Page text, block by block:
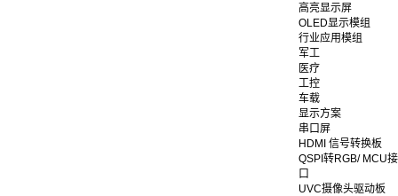
高亮显示屏
OLED显示模组
行业应用模组
军工
医疗
工控
车载
显示方案
串口屏
HDMI 信号转换板
QSPI转RGB/ MCU接
口
UVC摄像头驱动板